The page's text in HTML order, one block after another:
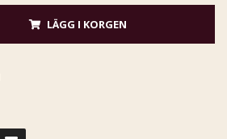
LÄGG I KORGEN